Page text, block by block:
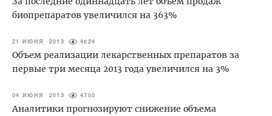
биопрепаратов увеличился на 363%
21 ИЮНЯ 2013 4824
Объем реализации лекарственных препаратов за
первые три месяца 2013 года увеличился на 3%
04 ИЮНЯ 2013 4700
Аналитики прогнозируют снижение объема